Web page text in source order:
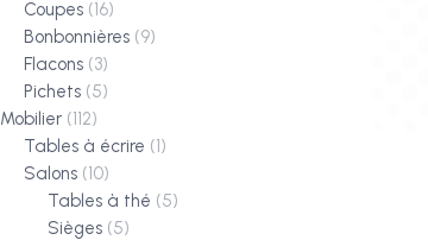
Coupes (16)
Bonbonnières (9)
Flacons (3)
Pichets (5)
Mobilier (112)
Tables à écrire (1)
Salons (10)
Tables à thé (5)
Sièges (5)